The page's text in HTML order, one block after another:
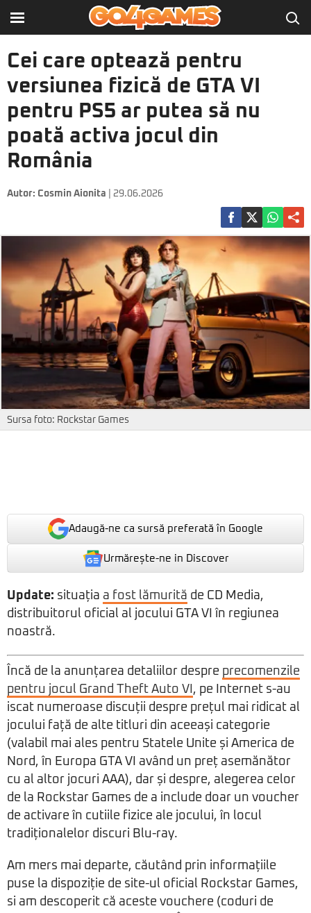
Cei care optează pentru
versiunea fizică de GTA VI
pentru PS5 ar putea să nu
poată activa jocul din
România
Autor: Cosmin Aionita | 29.06.2026
Sursa foto: Rockstar Games
Adaugă-ne ca sursă preferată în Google
Urmărește-ne in Discover
Update: situația a fost lămurită de CD Media,
distribuitorul oficial al jocului GTA VI în regiunea
noastră.
Încă de la anunțarea detaliilor despre precomenzile
pentru jocul Grand Theft Auto VI , pe Internet s-au
iscat numeroase discuții despre prețul mai ridicat al
jocului față de alte titluri din aceeași categorie
(valabil mai ales pentru Statele Unite și America de
Nord, în Europa GTA VI având un preț asemănător
cu al altor jocuri AAA), dar și despre, alegerea celor
de la Rockstar Games de a include doar un voucher
de activare în cutiile fizice ale jocului, în locul
tradiționalelor discuri Blu-ray.
Am mers mai departe, căutând prin informațiile
puse la dispoziție de site-ul oficial Rockstar Games,
si am descoperit că aceste vouchere (coduri de